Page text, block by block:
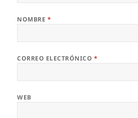
NOMBRE *
CORREO ELECTRÓNICO *
WEB